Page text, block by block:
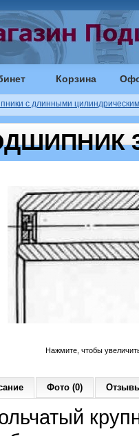
Корзина
с длинными
Нажмите, чтобы
Фото (0)